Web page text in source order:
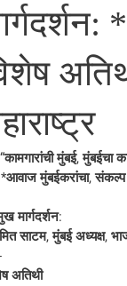
मुंबई, मुंबईचा
मुंबईकरांचा, संकल्प
मार्गदर्शन:
साटम, मुंबई अध्यक्ष,
अतिथी